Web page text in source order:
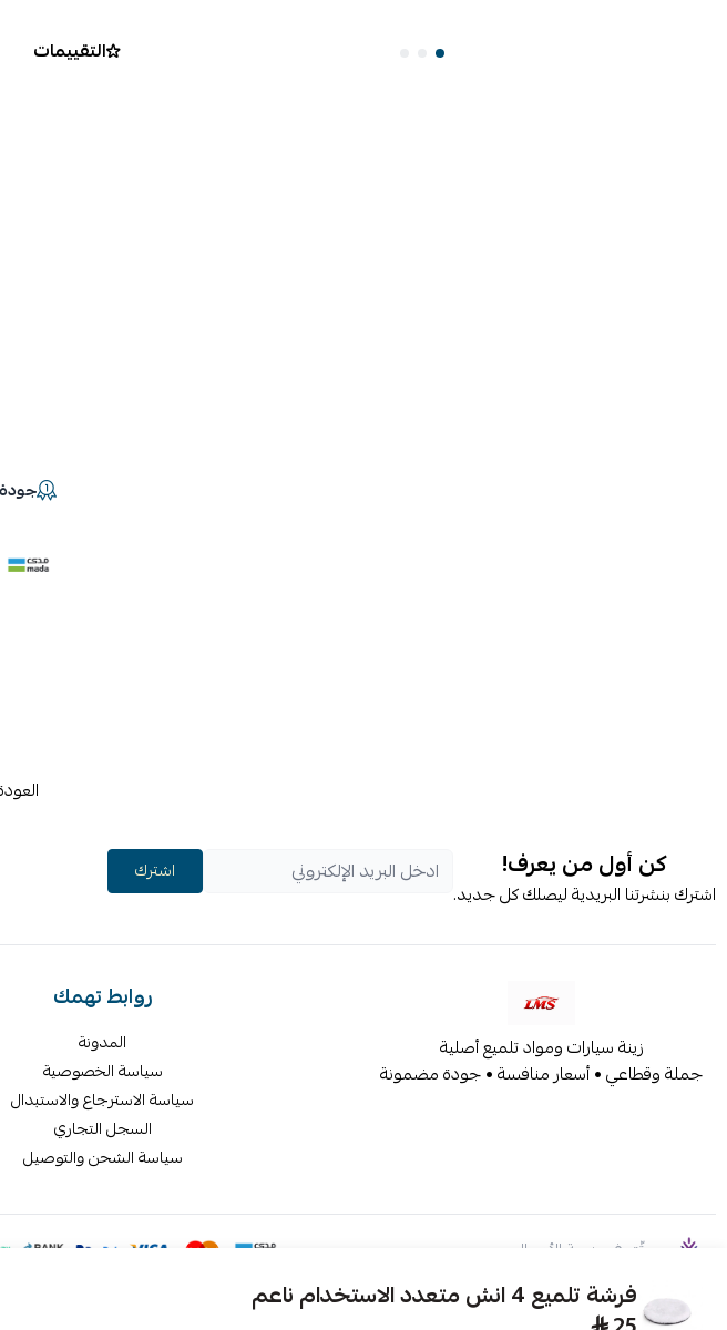
فرشة تلميع 4 انش متعدد الاستخدام ناعم
التقييمات
جودة
كن أول من يعرف!
اشترك بنشرتنا البريدية ليصلك كل جديد.
اشترك
زينة سيارات ومواد تلميع أصلية
جملة وقطاعي • أسعار منافسة • جودة مضمونة
روابط تهمك
المدونة
سياسة الخصوصية
سياسة الاسترجاع والاستبدال
السجل التجاري
سياسة الشحن والتوصيل
موثّق في منصة الأعمال